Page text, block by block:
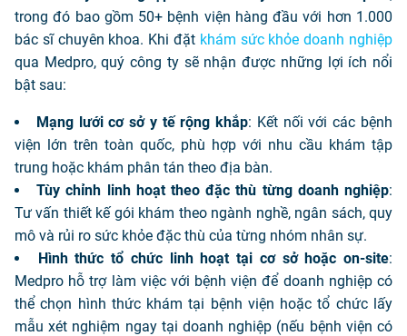
trong đó bao gồm 50+ bệnh viện hàng đầu với hơn 1.000
bác sĩ chuyên khoa. Khi đặt khám sức khỏe doanh nghiệp
qua Medpro, quý công ty sẽ nhận được những lợi ích nổi
bật sau:
Mạng lưới cơ sở y tế rộng khắp: Kết nối với các bệnh
viện lớn trên toàn quốc, phù hợp với nhu cầu khám tập
trung hoặc khám phân tán theo địa bàn.
Tùy chỉnh linh hoạt theo đặc thù từng doanh nghiệp:
Tư vấn thiết kế gói khám theo ngành nghề, ngân sách, quy
mô và rủi ro sức khỏe đặc thù của từng nhóm nhân sự.
Hình thức tổ chức linh hoạt tại cơ sở hoặc on-site:
Medpro hỗ trợ làm việc với bệnh viện để doanh nghiệp có
thể chọn hình thức khám tại bệnh viện hoặc tổ chức lấy
mẫu xét nghiệm ngay tại doanh nghiệp (nếu bệnh viện có